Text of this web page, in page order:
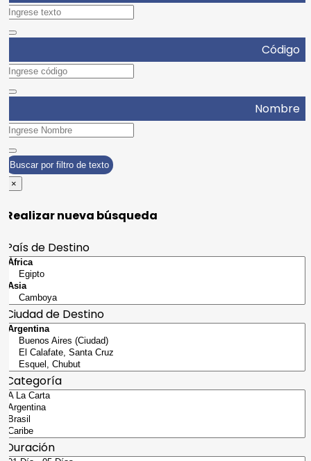
Código
Nombre
Buscar por filtro de texto
nueva búsqueda
de Destino
de Destino